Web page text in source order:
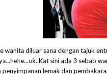
wanita diluar sana dengan tajuk
sini ada 3 sebab
lemak dan